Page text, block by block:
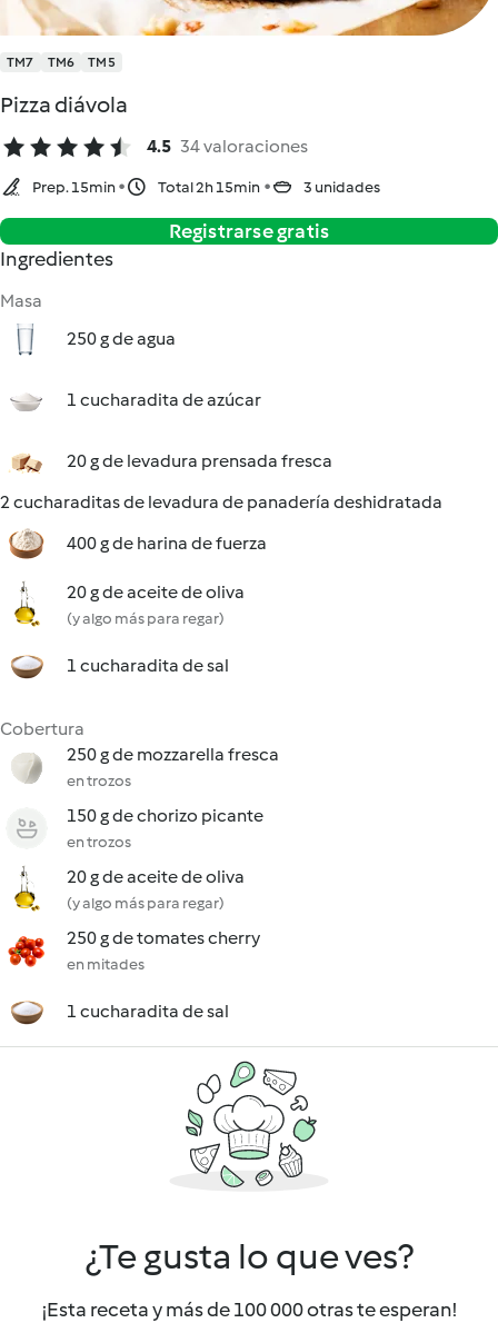
TM7 TM6 TM5
Pizza diávola
4.5 34 valoraciones
Prep. 15min Total 2h 15min 3 unidades
Registrarse gratis
Ingredientes
Masa
250 g de agua
1 cucharadita de azúcar
20 g de levadura prensada fresca
2 cucharaditas de levadura de panadería deshidratada
400 g de harina de fuerza
20 g de aceite de oliva
(y algo más para regar)
1 cucharadita de sal
Cobertura
250 g de mozzarella fresca
en trozos
150 g de chorizo picante
en trozos
20 g de aceite de oliva
(y algo más para regar)
250 g de tomates cherry
en mitades
1 cucharadita de sal
¿Te gusta lo que ves?
¡Esta receta y más de 100 000 otras te esperan!